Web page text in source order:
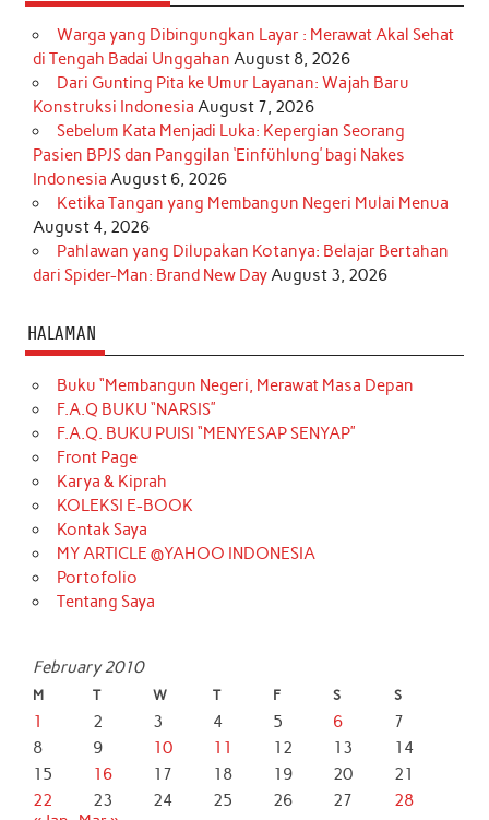
Warga yang Dibingungkan Layar : Merawat Akal Sehat
di Tengah Badai Unggahan August 8, 2026
Dari Gunting Pita ke Umur Layanan: Wajah Baru
Konstruksi Indonesia August 7, 2026
Sebelum Kata Menjadi Luka: Kepergian Seorang
Pasien BPJS dan Panggilan ‘Einfühlung’ bagi Nakes
Indonesia August 6, 2026
Ketika Tangan yang Membangun Negeri Mulai Menua
August 4, 2026
Pahlawan yang Dilupakan Kotanya: Belajar Bertahan
dari Spider-Man: Brand New DayAugust 3, 2026
HALAMAN
Buku “Membangun Negeri, Merawat Masa Depan
F.A.Q BUKU “NARSIS”
F.A.Q. BUKU PUISI “MENYESAP SENYAP”
Front Page
Karya & Kiprah
KOLEKSI E-BOOK
Kontak Saya
MY ARTICLE @YAHOO INDONESIA
Portofolio
Tentang Saya
February 2010
M T W T F S S
1 2 3 4 5 6
7
8
9 10 11 12 13
14
15
16 17 18 19 20
21
22
23 24 25 26 27
28